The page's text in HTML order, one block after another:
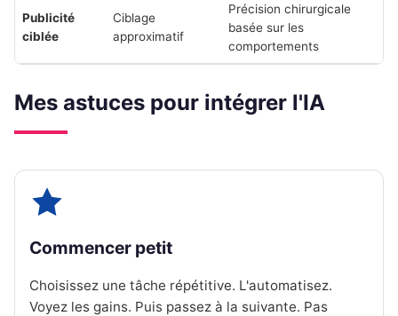
Publicité
ciblée
Ciblage
approximatif
Précision chirurgicale
basée sur les
comportements
Mes astuces pour intégrer l'IA
Commencer petit
Choisissez une tâche répétitive. L'automatisez.
Voyez les gains. Puis passez à la suivante. Pas